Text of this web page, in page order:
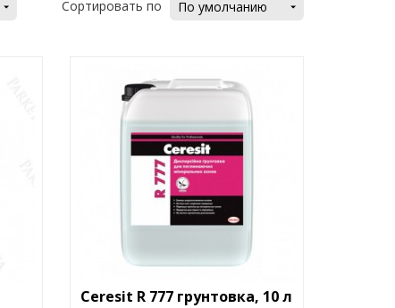
Сортировать по По умолчанию
Ceresit R 777 грунтовка, 10 л